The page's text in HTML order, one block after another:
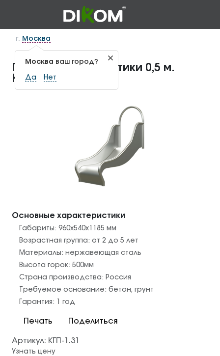
г. Москва
Москва ваш город?
Да Нет
Горка для геопластики 0,5 м.
КГП-1.31
Основные характеристики
Габариты: 960х540х1185 мм
Возрастная группа: от 2 до 5 лет
Материалы: нержавеющая сталь
Высота горок: 500мм
Страна производства: Россия
Требуемое основание: бетон, грунт
Гарантия:
1 год
Печать Поделиться
Артикул: КГП-1.31
Узнать цену